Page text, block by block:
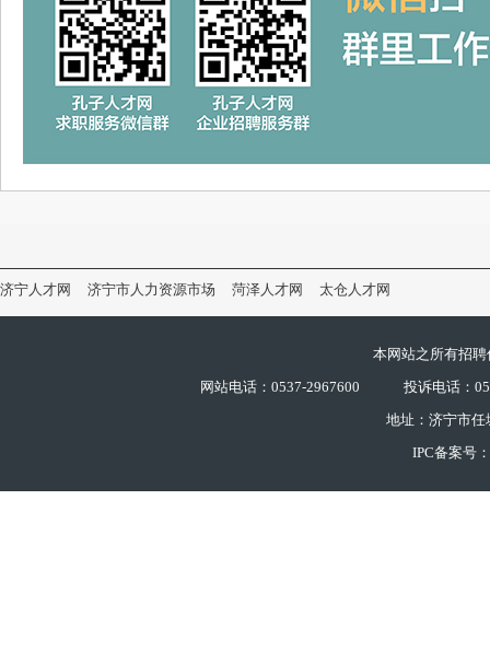
济宁人才网 济宁市人力资源市场 菏泽人才网 太仓人才网
本网站之所有招
网站电话：0537-2967600
投诉电话：
地址：济宁市任
IPC备案号